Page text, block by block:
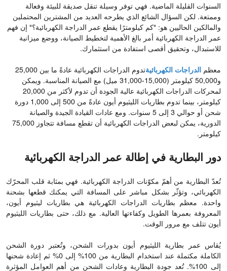
السنوات القليلة الماضية. فهي توفر وسيلة تنقل صديقة للبيئة وفعالة
وممتعة. لكن السؤال الشائع الذي يطرحه العديد من المشترين المحتملين
والمالكين الحاليين هو: "كم كيلومترًا يقطع عمر الدراجة الكهربائية؟" إن فهم
عمر الدراجة الكهربائية أمر بالغ الأهمية لتخطيط الصيانة، ووضع ميزانية
للاستبدال، وتحقيق أقصى استفادة من استثمارك.
معظم الدراجات الكهربائية
تدوم الدراجات الكهربائية عادةً ما بين 25,000
و50,000 كيلومتر (15,000-31,000 ميل) مع الصيانة المناسبة. ويمكن
لمحركات الدراجات الكهربائية عالية الجودة أن تدوم لأكثر من 20,000
كيلومتر، بينما تدوم بطاريات الليثيوم أيون عادةً من 500 إلى 1,000 دورة
شحن أو حوالي 3 إلى 5 سنوات. ومع عادات القيادة الجيدة والصيانة
الدورية، يمكن لبعض الدراجات الكهربائية أن تقطع مسافة تتجاوز 75,000
كيلومتر.
دور البطارية في إطالة عمر الدراجة الكهربائية
تُعدّ البطارية من أهمّ مكوّنات الدراجة الكهربائية. فهي بمثابة قلب المحرّك
الكهربائي، وتؤثّر بشكل مباشر على المسافة التي يمكنك قطعها بشحنة
واحدة. معظم بطاريات الدراجات الكهربائية هي بطاريات ليثيوم أيون،
المعروفة بعمرها الطويل وكفاءتها العالية. مع ذلك، حتى بطاريات الليثيوم
أيون تتلف مع مرور الوقت.
يُقاس عمر بطارية الليثيوم أيون بدورات الشحن، وتُعتبر دورة الشحن
الكاملة مكتملة عند استخدام البطارية من 100% إلى 0% ثم إعادة شحنها
إلى 100%. تُعد جودة البطارية وعادات الشحن من أهم العوامل المؤثرة